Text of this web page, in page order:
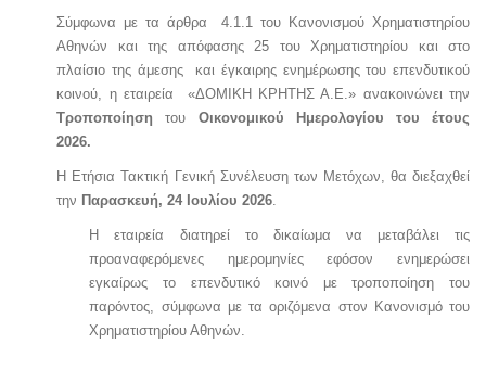
Σύμφωνα με τα άρθρα 4.1.1 του Κανονισμού Χρηματιστηρίου
Αθηνών και της απόφασης 25 του Χρηματιστηρίου και στο
πλαίσιο της άμεσης και έγκαιρης ενημέρωσης του επενδυτικού
κοινού, η εταιρεία «ΔΟΜΙΚΗ ΚΡΗΤΗΣ Α.Ε.» ανακοινώνει την
Τροποποίηση του Οικονομικού Ημερολογίου του έτους
2026.
Η Ετήσια Τακτική Γενική Συνέλευση των Μετόχων, θα διεξαχθεί
την Παρασκευή, 24 Ιουλίου 2026.
Η εταιρεία διατηρεί το δικαίωμα να μεταβάλει τις
προαναφερόμενες ημερομηνίες εφόσον ενημερώσει
εγκαίρως το επενδυτικό κοινό με τροποποίηση του
παρόντος, σύμφωνα με τα οριζόμενα στον Κανονισμό του
Χρηματιστηρίου Αθηνών.